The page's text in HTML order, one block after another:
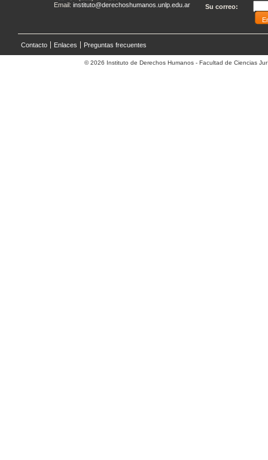
Email: instituto@derechoshumanos.unlp.edu.ar Su correo:
Contacto Enlaces Preguntas frecuentes
© 2026 Instituto de Derechos Humanos - Facultad de Ciencias